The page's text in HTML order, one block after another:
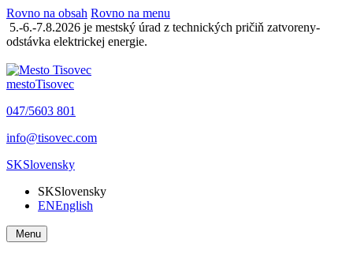
Rovno na obsah Rovno na menu
5.-6.-7.8.2026 je mestský úrad z technických pričiň zatvoreny-
odstávka elektrickej energie.
mestoTisovec
047/5603 801
info@tisovec.com
SKSlovensky
SKSlovensky
ENEnglish
Menu